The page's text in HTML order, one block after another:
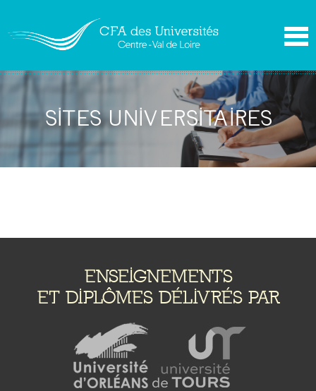
SITES UNIVERSITAIRES
ENSEIGNEMENTS
ET DIPLÔMES DÉLIVRÉS PAR